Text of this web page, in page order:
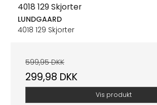
4018 129 Skjorter
LUNDGAARD
4018 129 Skjorter
599,95 DKK
299,98 DKK
Vis produkt